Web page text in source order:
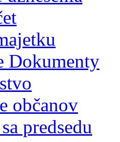
Dokumenty
občanov
predsedu